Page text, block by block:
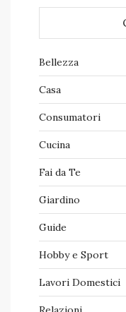
Bellezza
Casa
Consumatori
Cucina
Fai da Te
Giardino
Guide
Hobby e Sport
Lavori Domestici